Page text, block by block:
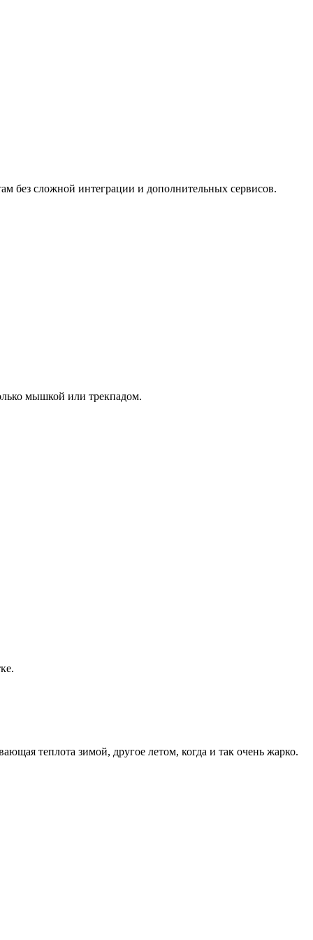
без сложной интеграции и дополнительных сервисов.
мышкой или трекпадом.
теплота зимой, другое летом, когда и так очень жарко.